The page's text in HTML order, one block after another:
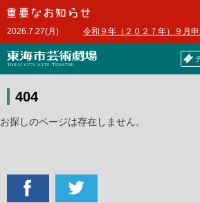
本
文
へ2026.7.27(月) 令和９年（２０２７年）９月
404
お探しのページは存在しません。